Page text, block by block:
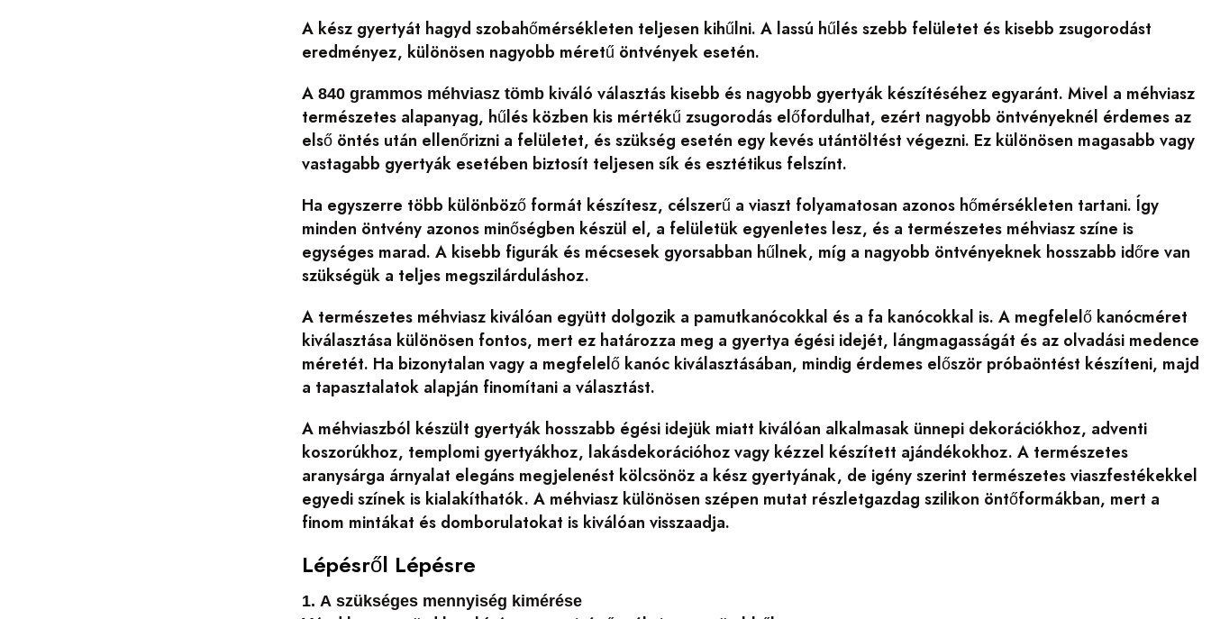
A kész gyertyát hagyd szobahőmérsékleten teljesen kihűlni. A lassú hűlés szebb felületet és kisebb zsugorodást
eredményez, különösen nagyobb méretű öntvények esetén.
A840 grammos méhviasz tömb kiváló választás kisebb és nagyobb gyertyák készítéséhez egyaránt. Mivel a méhviasz
természetes alapanyag, hűlés közben kis mértékű zsugorodás előfordulhat, ezért nagyobb öntvényeknél érdemes az
első öntés után ellenőrizni a felületet, és szükség esetén egy kevés utántöltést végezni. Ez különösen magasabb vagy
vastagabb gyertyák esetében biztosít teljesen sík és esztétikus felszínt.
Ha egyszerre több különböző formát készítesz, célszerű a viaszt folyamatosan azonos hőmérsékleten tartani. Így
minden öntvény azonos minőségben készül el, a felületük egyenletes lesz, és a természetes méhviasz színe is
egységes marad. A kisebb figurák és mécsesek gyorsabban hűlnek, míg a nagyobb öntvényeknek hosszabb időre van
szükségük a teljes megszilárduláshoz.
A természetes méhviasz kiválóan együtt dolgozik a pamutkanócokkal és a fa kanócokkal is. A megfelelő kanócméret
kiválasztása különösen fontos, mert ez határozza meg a gyertya égési idejét, lángmagasságát és az olvadási medence
méretét. Ha bizonytalan vagy a megfelelő kanóc kiválasztásában, mindig érdemes először próbaöntést készíteni, majd
a tapasztalatok alapján finomítani a választást.
A méhviaszból készült gyertyák hosszabb égési idejük miatt kiválóan alkalmasak ünnepi dekorációkhoz, adventi
koszorúkhoz, templomi gyertyákhoz, lakásdekorációhoz vagy kézzel készített ajándékokhoz. A természetes
aranysárga árnyalat elegáns megjelenést kölcsönöz a kész gyertyának, de igény szerint természetes viaszfestékekkel
egyedi színek is kialakíthatók. A méhviasz különösen szépen mutat részletgazdag szilikon öntőformákban, mert a
finom mintákat és domborulatokat is kiválóan visszaadja.
Lépésről Lépésre
1. A szükséges mennyiség kimérése